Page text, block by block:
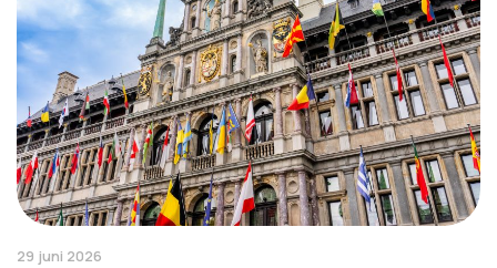
29 juni 2026